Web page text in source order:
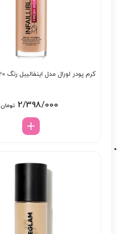
کرم پودر لورال مدل اینفالیبل رنگ 220
2/398/000 تومان